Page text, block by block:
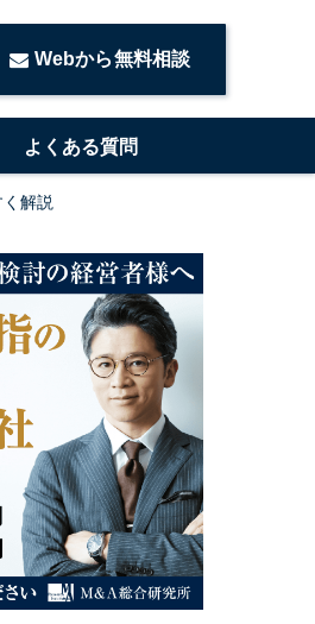
Webから無料相談
よくある質問
解説